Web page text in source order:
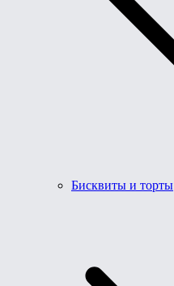
Бисквиты и торты